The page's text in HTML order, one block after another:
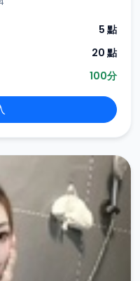
5 點
20 點
100分